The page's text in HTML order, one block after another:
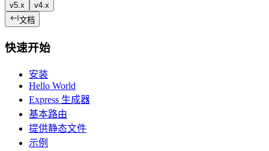
v5.x
v4.x
文档
快速开始
安装
Hello World
Express 生成器
基本路由
提供静态文件
示例